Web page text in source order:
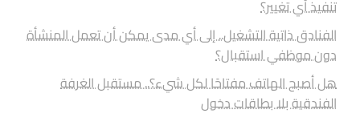
تنفيذ أي تغيير؟
الفنادق ذاتية التشغيل.. إلى أي مدى يمكن أن تعمل المنشأة
دون موظفي استقبال؟
هل أصبح الهاتف مفتاحًا لكل شيء؟.. مستقبل الغرفة
الفندقية بلا بطاقات دخول